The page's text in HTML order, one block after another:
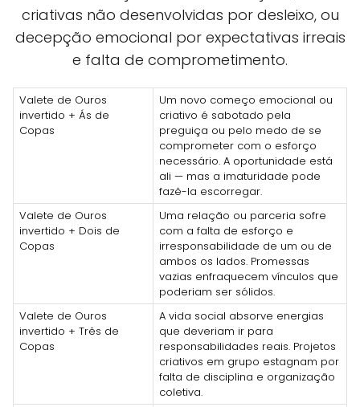
criativas não desenvolvidas por desleixo, ou
decepção emocional por expectativas irreais
e falta de comprometimento.
Valete de Ouros
invertido + Ás de
Copas
Um novo começo emocional ou
criativo é sabotado pela
preguiça ou pelo medo de se
comprometer com o esforço
necessário. A oportunidade está
ali — mas a imaturidade pode
fazê-la escorregar.
Valete de Ouros
invertido + Dois de
Copas
Uma relação ou parceria sofre
com a falta de esforço e
irresponsabilidade de um ou de
ambos os lados. Promessas
vazias enfraquecem vínculos que
poderiam ser sólidos.
Valete de Ouros
invertido + Três de
Copas
A vida social absorve energias
que deveriam ir para
responsabilidades reais. Projetos
criativos em grupo estagnam por
falta de disciplina e organização
coletiva.